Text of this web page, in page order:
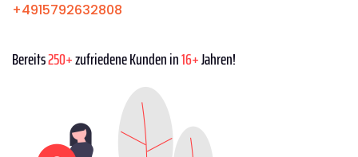
+4915792632808
Bereits250+zufriedene Kunden in16+Jahren!